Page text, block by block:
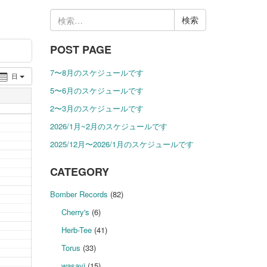
日
検
索:
POST PAGE
7〜8月のスケジュールです
5〜6月のスケジュールです
2〜3月のスケジュールです
2026/1月~2月のスケジュールです
2025/12月〜2026/1月のスケジュールです
CATEGORY
Bomber Records (82)
Cherry's (6)
Herb-Tee (41)
Torus (33)